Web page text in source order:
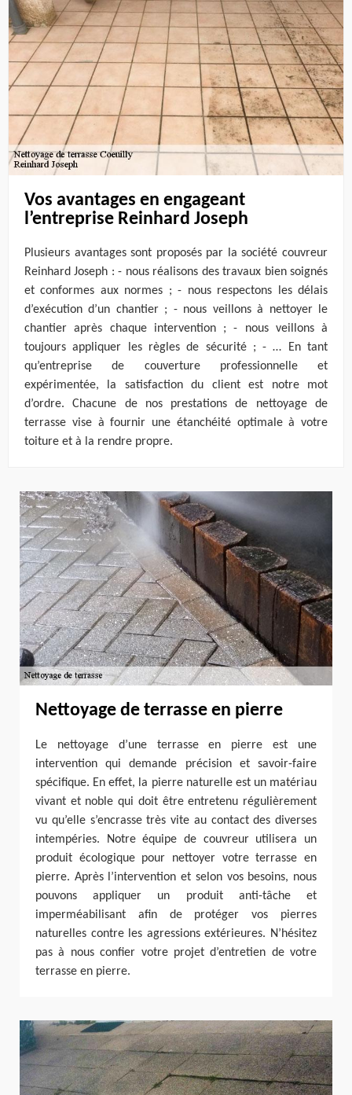
Vos avantages en engageant
l’entreprise Reinhard Joseph
Plusieurs avantages sont proposés par la société couvreur
Reinhard Joseph : - nous réalisons des travaux bien soignés
et conformes aux normes ; - nous respectons les délais
d’exécution d’un chantier ; - nous veillons à nettoyer le
chantier après chaque intervention ; - nous veillons à
toujours appliquer les règles de sécurité ; - … En tant
qu’entreprise de couverture professionnelle et
expérimentée, la satisfaction du client est notre mot
d’ordre. Chacune de nos prestations de nettoyage de
terrasse vise à fournir une étanchéité optimale à votre
toiture et à la rendre propre.
Nettoyage de terrasse en pierre
Le nettoyage d’une terrasse en pierre est une
intervention qui demande précision et savoir-faire
spécifique. En effet, la pierre naturelle est un matériau
vivant et noble qui doit être entretenu régulièrement
vu qu’elle s’encrasse très vite au contact des diverses
intempéries. Notre équipe de couvreur utilisera un
produit écologique pour nettoyer votre terrasse en
pierre. Après l’intervention et selon vos besoins, nous
pouvons appliquer un produit anti-tâche et
imperméabilisant afin de protéger vos pierres
naturelles contre les agressions extérieures. N’hésitez
pas à nous confier votre projet d’entretien de votre
terrasse en pierre.